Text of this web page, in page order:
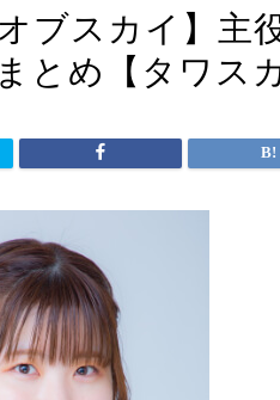
オブスカイ】主
とめ【タワスカ